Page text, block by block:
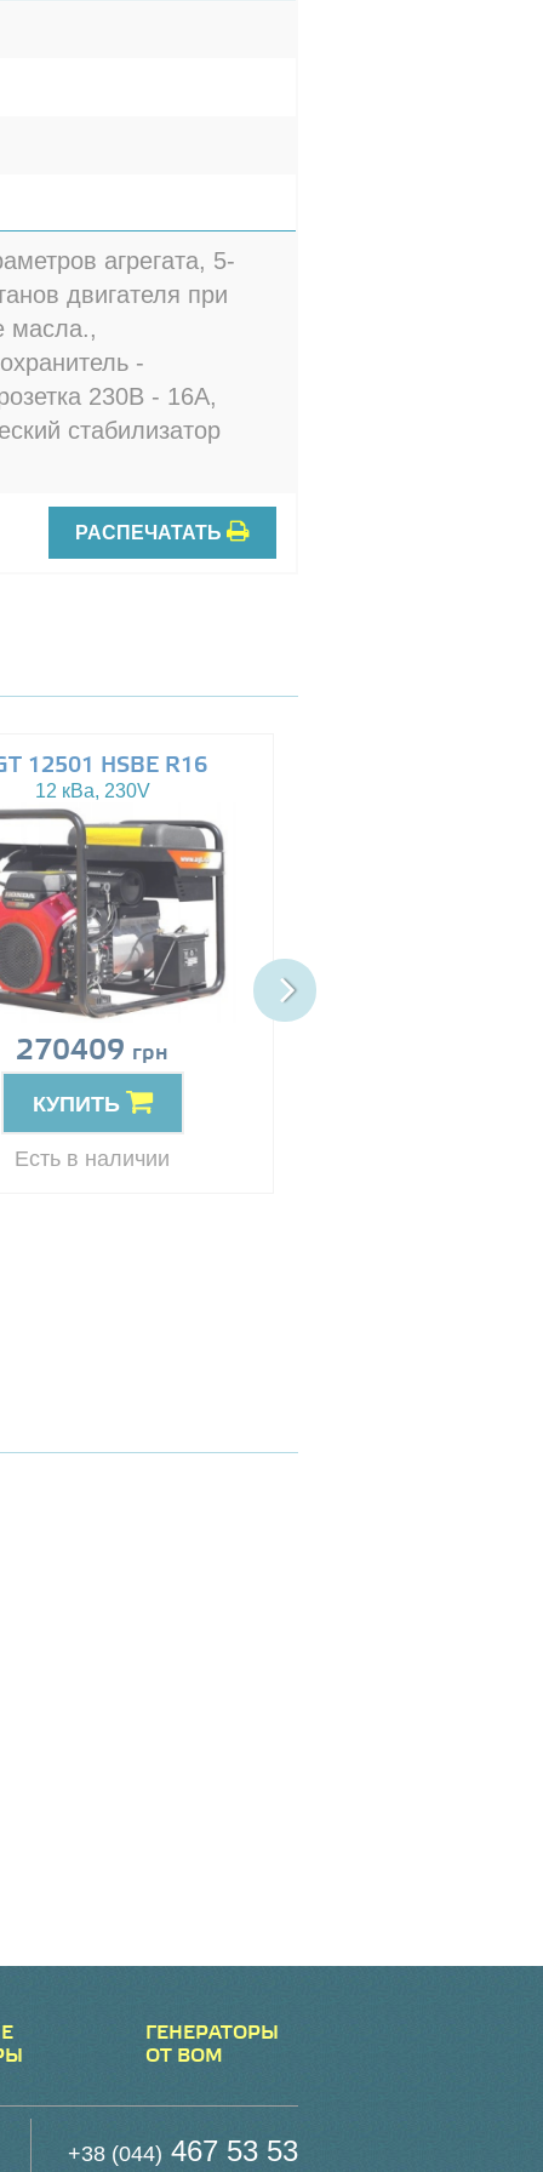
агрегата, 5-
двигателя при
масла.,
-
230В - 16A,
стабилизатор
РАСПЕЧАТАТЬ
12501 HSBE R16
12 кВа, 230V
270409 грн
КУПИТЬ
Есть в наличии
ГЕНЕРАТОРЫ
ОТ ВОМ
+38 (044) 467 53 53